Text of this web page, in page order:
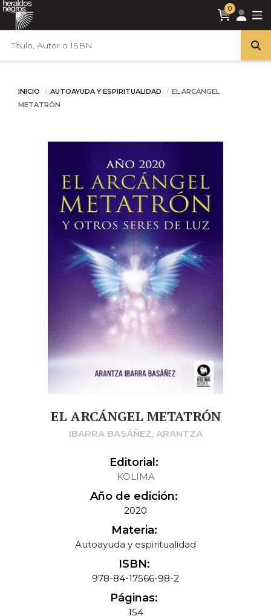
0
INICIO AUTOAYUDA Y ESPIRITUALIDAD
EL ARCÁNGEL
METATRÓN
EL ARCÁNGEL METATRÓN
IBARRA BASÁÑEZ, ARANTZA
Editorial:
KOLIMA
Año de edición:
2020
Materia:
Autoayuda y espiritualidad
ISBN:
978-84-17566-98-2
Páginas:
154